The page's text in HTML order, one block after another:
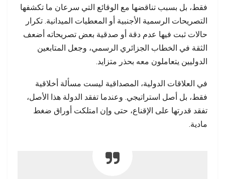
فقط، بل بسبب تناقضها مع الوقائع التي سرعان ما تكشفها
التصريحات الرسمية الأجنبية أو المعطيات الميدانية. تكرار
حالات ثبت فيها عدم دقة أو صدقية بعض تصريحاته أضعف
الثقة في الخطاب الجزائري الرسمي، وجعل المتابعين
الدوليين يتعاملون معه بحذر متزايد.
في العلاقات الدولية، المصداقية ليست مسألة أخلاقية
فقط، بل أصل استراتيجي. وعندما تفقد الدولة هذا الأصل،
تفقد قدرتها على الإقناع، حتى وإن امتلكت أوراق ضغط
مادية.